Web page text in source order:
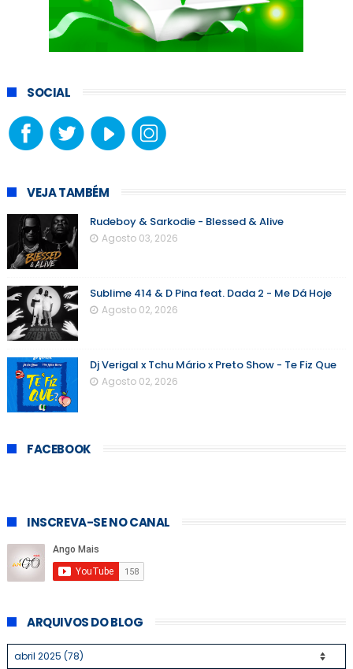
SOCIAL
VEJA TAMBÉM
Rudeboy & Sarkodie - Blessed & Alive
Agosto 03, 2026
Sublime 414 & D Pina feat. Dada 2 - Me Dá Hoje
Agosto 02, 2026
Dj Verigal x Tchu Mário x Preto Show - Te Fiz Que
Agosto 02, 2026
FACEBOOK
INSCREVA-SE NO CANAL
ARQUIVOS DO BLOG